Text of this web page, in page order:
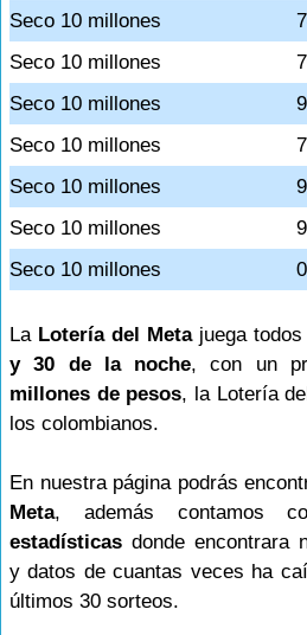
Seco 10 millones
Seco 10 millones
Seco 10 millones
Seco 10 millones
Seco 10 millones
Seco 10 millones
Seco 10 millones
La Lotería del Metajuega todos
y 30 de la noche, con un
millones de pesos, la Lotería
los colombianos.
En nuestra página podrás
Meta, además contamos
estadísticas donde encontrara
y datos de cuantas veces ha
últimos 30 sorteos.